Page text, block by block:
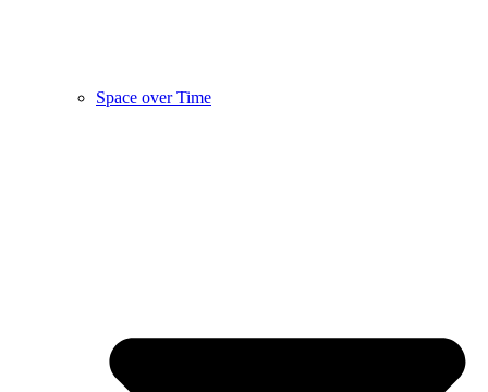
Space over Time